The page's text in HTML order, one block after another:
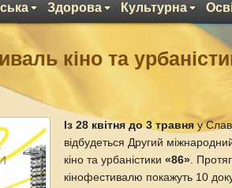
Здорова Культурна
кіно та
Із 28 квітня до 3 травня у
відбудеться Другий
кіно та урбаністики«86».
кінофестивалю покажуть 10